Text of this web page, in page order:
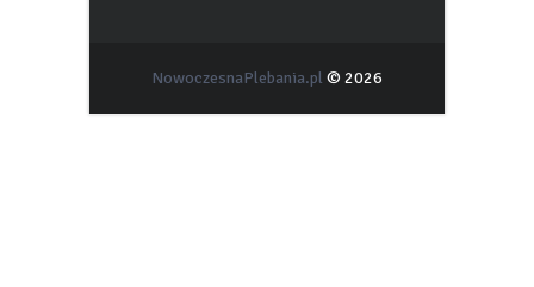
NowoczesnaPlebania.pl © 2026